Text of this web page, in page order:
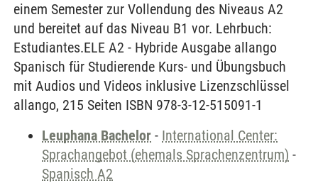
einem Semester zur Vollendung des Niveaus A2
und bereitet auf das Niveau B1 vor. Lehrbuch:
Estudiantes.ELE A2 - Hybride Ausgabe allango
Spanisch für Studierende Kurs- und Übungsbuch
mit Audios und Videos inklusive Lizenzschlüssel
allango, 215 Seiten ISBN 978-3-12-515091-1
Leuphana Bachelor - International Center:
Sprachangebot (ehemals Sprachenzentrum) -
Spanisch A2